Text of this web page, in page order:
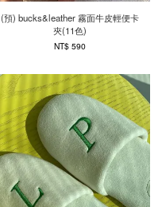
(預) bucks&leather 霧面牛皮輕便卡
夾(11色)
NT$ 590